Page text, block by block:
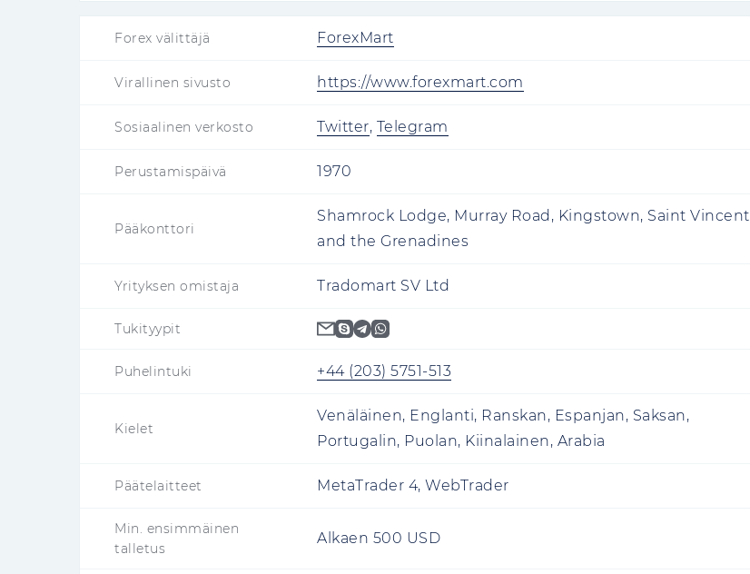
Forex välittäjä ForexMart
Virallinen sivusto https://www.forexmart.com
Sosiaalinen verkosto Twitter, Telegram
Perustamispäivä 1970
Pääkonttori
Shamrock Lodge, Murray Road, Kingstown, Saint Vincent
and the Grenadines
Yrityksen omistaja Tradomart SV Ltd
Tukityypit
Puhelintuki +44 (203) 5751-513
Kielet
Venäläinen, Englanti, Ranskan, Espanjan, Saksan,
Portugalin, Puolan, Kiinalainen, Arabia
Päätelaitteet MetaTrader 4, WebTrader
Min. ensimmäinen
talletus
Alkaen 500 USD